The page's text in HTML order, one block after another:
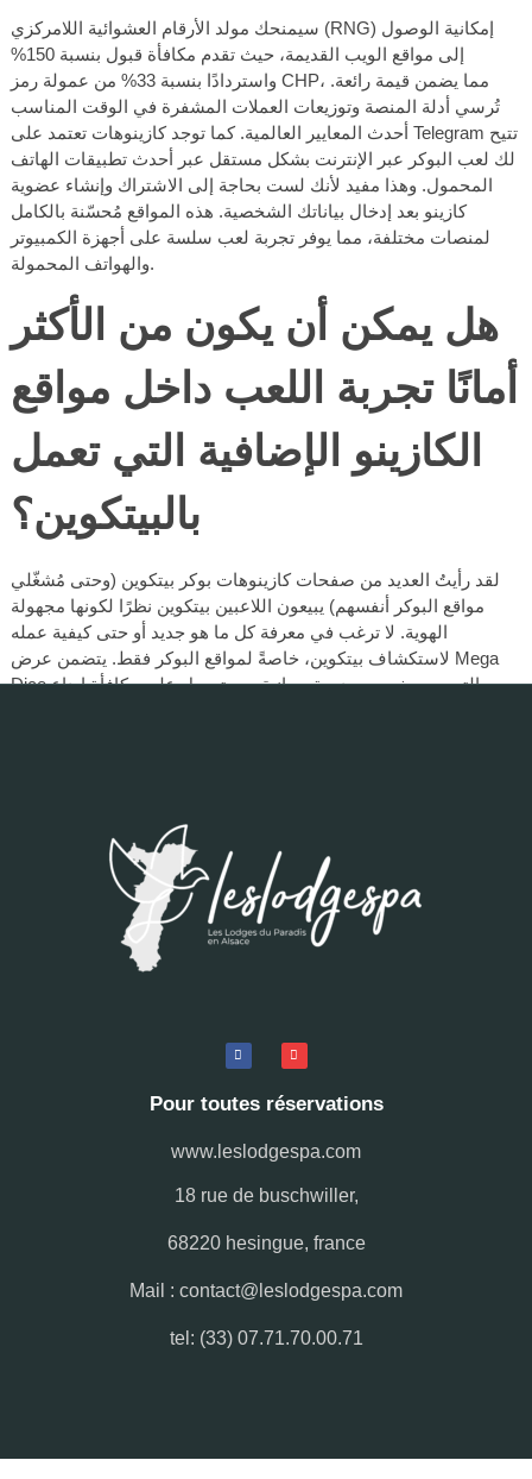
سيمنحك مولد الأرقام العشوائية اللامركزي (RNG) إمكانية الوصول
إلى مواقع الويب القديمة، حيث تقدم مكافأة قبول بنسبة 150%
واستردادًا بنسبة 33% من عمولة رمز CHP، مما يضمن قيمة رائعة.
تُرسي أدلة المنصة وتوزيعات العملات المشفرة في الوقت المناسب
أحدث المعايير العالمية. كما توجد كازينوهات تعتمد على Telegram تتيح
لك لعب البوكر عبر الإنترنت بشكل مستقل عبر أحدث تطبيقات الهاتف
المحمول. وهذا مفيد لأنك لست بحاجة إلى الاشتراك وإنشاء عضوية
كازينو بعد إدخال بياناتك الشخصية. هذه المواقع مُحسّنة بالكامل
لمنصات مختلفة، مما يوفر تجربة لعب سلسة على أجهزة الكمبيوتر
والهواتف المحمولة.
هل يمكن أن يكون من الأكثر
أمانًا تجربة اللعب داخل مواقع
الكازينو الإضافية التي تعمل
بالبيتكوين؟
لقد رأيتُ العديد من صفحات كازينوهات بوكر بيتكوين (وحتى مُشغّلي
مواقع البوكر أنفسهم) يبيعون اللاعبين بيتكوين نظرًا لكونها مجهولة
الهوية. لا ترغب في معرفة كل ما هو جديد أو حتى كيفية عمله
لاستكشاف بيتكوين، خاصةً لمواقع البوكر فقط. يتضمن عرض Mega
Dice الترويجي خمسين دورة مجانية، وستحصل على مكافأة إيداع
Pour toutes réservations
www.leslodgespa.com
18 rue de buschwiller,
68220 hesingue, france
Mail : contact@leslodgespa.com
tel: (33) 07.71.70.00.71